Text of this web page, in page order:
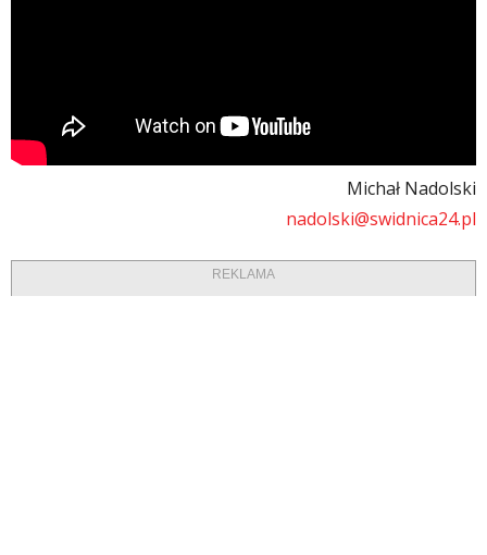
Michał Nadolski
nadolski@swidnica24.pl
REKLAMA